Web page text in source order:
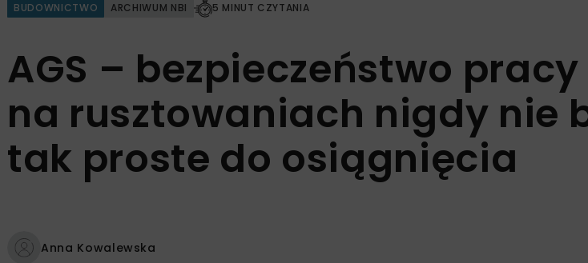
BUDOWNICTWO ARCHIWUM NBI 5 MINUT CZYTANIA
AGS – bezpieczeństwo pracy
na rusztowaniach nigdy nie
tak proste do osiągnięcia
Anna Kowalewska